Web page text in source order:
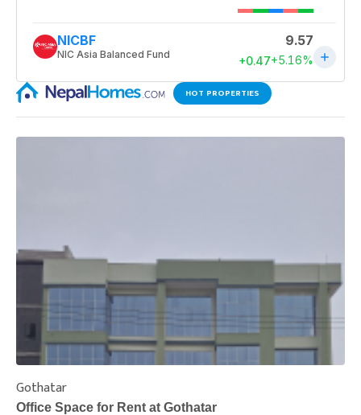
HOT PROPERTIES
Gothatar
Office Space for Rent at Gothatar